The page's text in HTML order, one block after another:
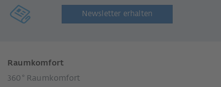
Newsletter erhalten
Raumkomfort
360° Raumkomfort